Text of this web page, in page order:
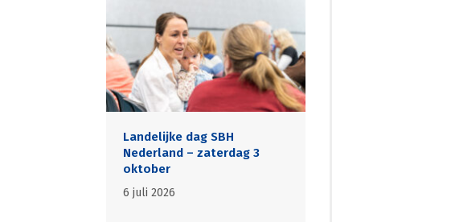
Landelijke dag SBH
Nederland – zaterdag 3
oktober
6 juli 2026